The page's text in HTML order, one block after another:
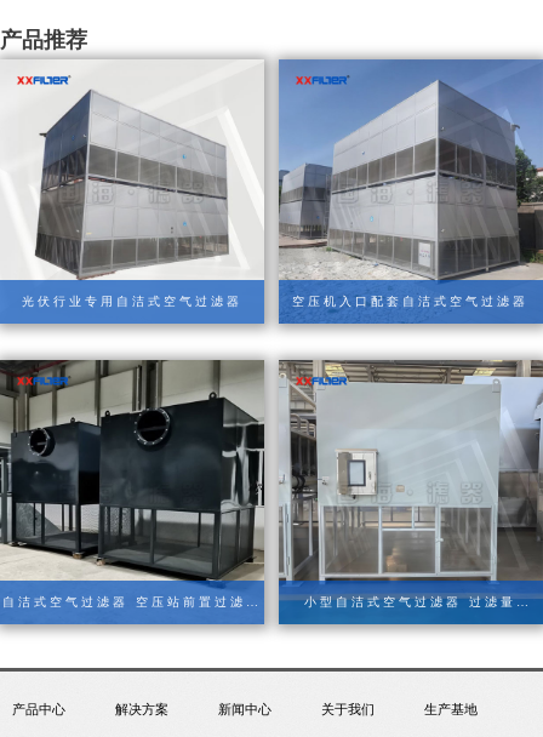
产品推荐
光伏行业专用自洁式空气过滤器 空压机入口配套自洁式空气过滤器
自洁式空气过滤器 空压站前置过滤系 小型自洁式空气过滤器 过滤量
产品中心 解决方案 新闻中心 关于我们 生产基地